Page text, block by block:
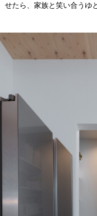
せたら、家族と笑い合うゆ